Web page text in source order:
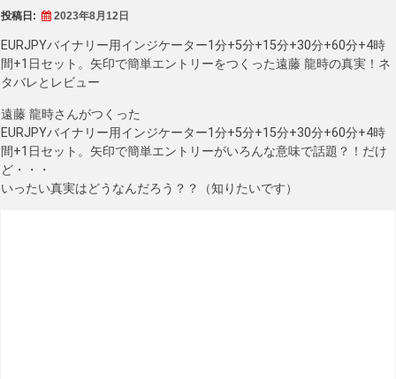
投稿日: 2023年8月12日
EURJPYバイナリー用インジケーター1分+5分+15分+30分+60分+4時
間+1日セット。矢印で簡単エントリーをつくった遠藤 龍時の真実！ネ
タバレとレビュー
遠藤 龍時さんがつくった
EURJPYバイナリー用インジケーター1分+5分+15分+30分+60分+4時
間+1日セット。矢印で簡単エントリーがいろんな意味で話題？！だけ
ど・・・
いったい真実はどうなんだろう？？（知りたいです）